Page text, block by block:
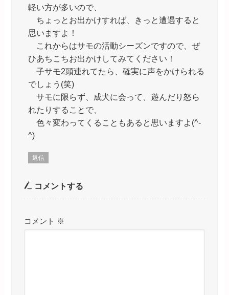
軽い方が多いので、
ちょっとお出かけすれば、きっと遭遇すると
思いますよ！
これからはサモの活動シーズンですので、ぜ
ひあちこちお出かけしてみてください！
子サモ2頭連れてたら、確実に声をかけられる
でしょう(笑)
サモに限らず、成犬に会って、遊んだり怒ら
れたりすることで、
色々変わってくることもあると思いますよ(^-
^)
返信
コメントする
コメント ※